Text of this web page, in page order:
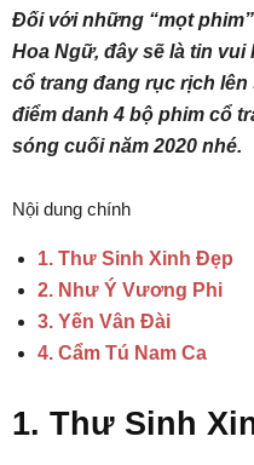
Đối với những “mọt
Hoa Ngữ, đây sẽ là tin
cổ trang đang rục rịch
điểm danh 4 bộ phim cổ
sóng cuối năm 2020 nhé.
Nội dung chính
1. Thư Sinh Xinh Đẹp
2. Như Ý Vương Phi
3. Yến Vân Đài
4. Cẩm Tú Nam Ca
1. Thư Sinh